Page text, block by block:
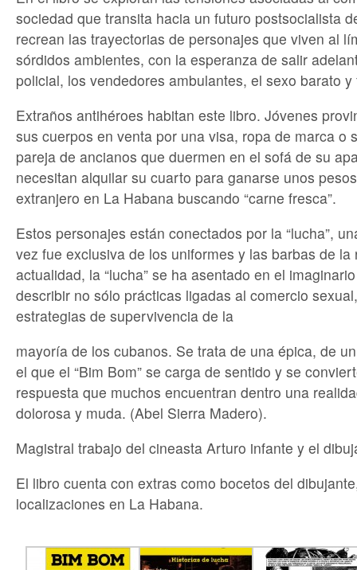
sociedad que transita hacia un futuro postsocialista
recrean las trayectorias de personajes que viven al
sórdidos ambientes, con la esperanza de salir
policial, los vendedores ambulantes, el sexo barato
Extraños antihéroes habitan este libro. Jóvenes
sus cuerpos en venta por una visa, ropa de marca o
pareja de ancianos que duermen en el sofá de su
necesitan alquilar su cuarto para ganarse unos
extranjero en La Habana buscando “carne fresca”.
Estos personajes están conectados por la “lucha”,
vez fue exclusiva de los uniformes y las barbas de la
actualidad, la “lucha” se ha asentado en el
describir no sólo prácticas ligadas al comercio
estrategias de supervivencia de la
mayoría de los cubanos. Se trata de una épica, de
el que el “Bim Bom” se carga de sentido y se
respuesta que muchos encuentran dentro una
dolorosa y muda. (Abel Sierra Madero).
Magistral trabajo del cineasta Arturo infante y el
El libro cuenta con extras como bocetos del
localizaciones en La Habana.